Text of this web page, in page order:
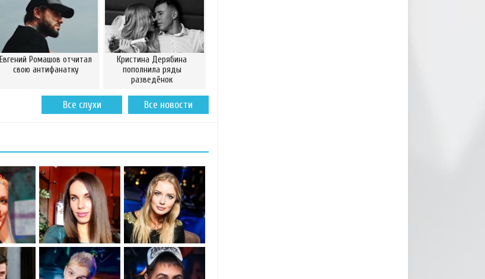
Евгений Ромашов отчитал
свою антифанатку
Кристина Дерябина
пополнила ряды
разведёнок
Все новости
Все слухи